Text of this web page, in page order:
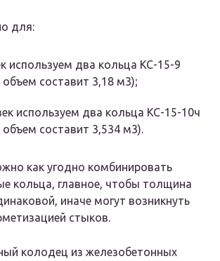
для:
используем два кольца КС-15-9
составит 3,18 м3);
используем два кольца КС-15-10ч
составит 3,534 м3).
как угодно комбинировать
кольца, главное, чтобы толщина
иначе могут возникнуть
стыков.
колодец из железобетонных